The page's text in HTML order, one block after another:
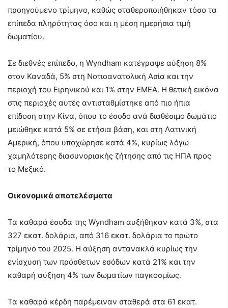
προηγούμενο τρίμηνο, καθώς σταθεροποιήθηκαν τόσο τα
επίπεδα πληρότητας όσο και η μέση ημερήσια τιμή
δωματίου.
Σε διεθνές επίπεδο, η Wyndham κατέγραψε αύξηση 8%
στον Καναδά, 5% στη Νοτιοανατολική Ασία και την
περιοχή του Ειρηνικού και 1% στην EMEA. Η θετική εικόνα
στις περιοχές αυτές αντισταθμίστηκε από πιο ήπια
επίδοση στην Κίνα, όπου το έσοδο ανά διαθέσιμο δωμάτιο
μειώθηκε κατά 5% σε ετήσια βάση, και στη Λατινική
Αμερική, όπου υποχώρησε κατά 4%, κυρίως λόγω
χαμηλότερης διασυνοριακής ζήτησης από τις ΗΠΑ προς
το Μεξικό.
Οικονομικά αποτελέσματα
Τα καθαρά έσοδα της Wyndham αυξήθηκαν κατά 3%, στα
327 εκατ. δολάρια, από 316 εκατ. δολάρια το πρώτο
τρίμηνο του 2025. Η αύξηση αντανακλά κυρίως την
ενίσχυση των πρόσθετων εσόδων κατά 21% και την
καθαρή αύξηση 4% των δωματίων παγκοσμίως.
Τα καθαρά κέρδη παρέμειναν σταθερά στα 61 εκατ.